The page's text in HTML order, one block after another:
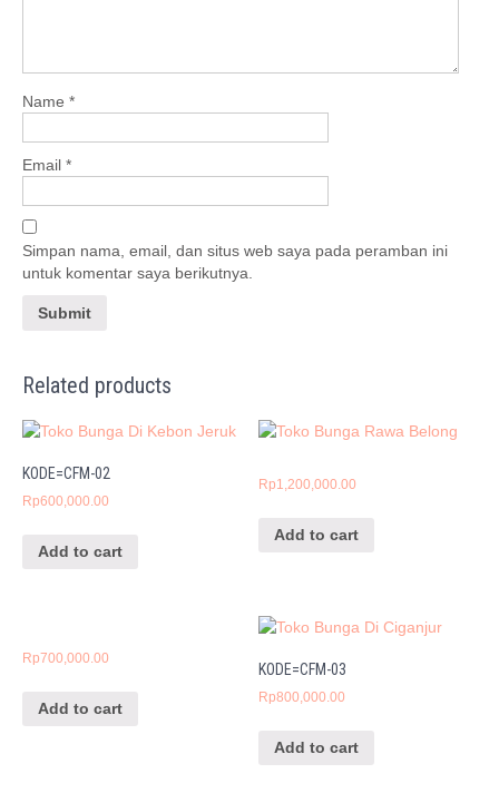
Name *
Email *
Simpan nama, email, dan situs web saya pada peramban ini
untuk komentar saya berikutnya.
Related products
KODE=CFM-02
Rp600,000.00
Add to cart
Rp1,200,000.00
Add to cart
Rp700,000.00
Add to cart
KODE=CFM-03
Rp800,000.00
Add to cart